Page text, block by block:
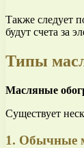
Также следует
будут счета за
Типы
Масляные
Существует
1. Обычные